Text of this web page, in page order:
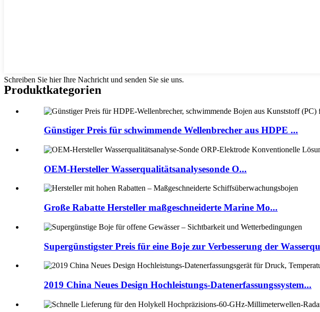
Schreiben Sie hier Ihre Nachricht und senden Sie sie uns.
Produktkategorien
Günstiger Preis für schwimmende Wellenbrecher aus HDPE ...
OEM-Hersteller Wasserqualitätsanalysesonde O...
Große Rabatte Hersteller maßgeschneiderte Marine Mo...
Supergünstigster Preis für eine Boje zur Verbesserung der
2019 China Neues Design Hochleistungs-Datenerfassungssystem...